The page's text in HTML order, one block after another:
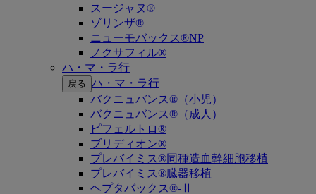
スージャヌ®
ゾリンザ®
ニューモバックス®NP
ノクサフィル®
ハ・マ・ラ行
戻る ハ・マ・ラ行
バクニュバンス®（小児）
バクニュバンス®（成人）
ピフェルトロ®
ブリディオン®
プレバイミス®同種造血幹細胞移植
プレバイミス®臓器移植
ヘプタバックス®-Ⅱ